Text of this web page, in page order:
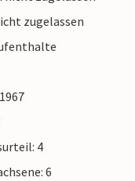
zugelassen
4
6